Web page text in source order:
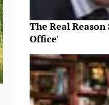
The Real
Office'